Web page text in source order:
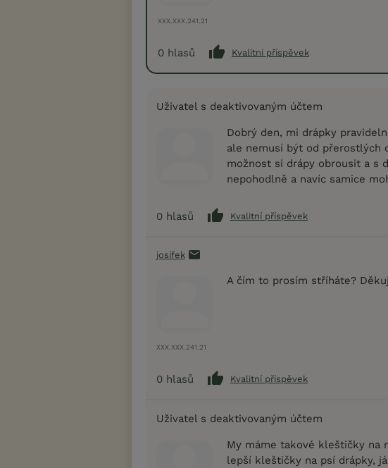
XXX.XXX.241.21
0 hlasů Kvalitní příspěvek
Uživatel s deaktivovaným účtem
Dobrý den, mi drápky
ale nemusí být od přerostlých
možnost si drápy obrousit a s
nepohodlně a navíc samice
0 hlasů Kvalitní příspěvek
josífek
XXX.XXX.241.21
A čím to prosím stříháte?
0 hlasů Kvalitní příspěvek
Uživatel s deaktivovaným účtem
My máme takové kleštičky na
lepší kleštičky na psí drápky,